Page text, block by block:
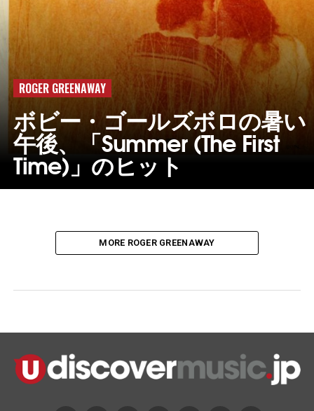
ROGER GREENAWAY
ボビー・ゴールズボロの暑い
午後、「Summer (The First
Time)」のヒット
MORE ROGER GREENAWAY